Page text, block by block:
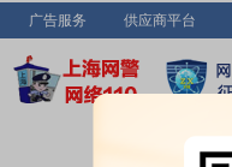
广告服务 供应商平台